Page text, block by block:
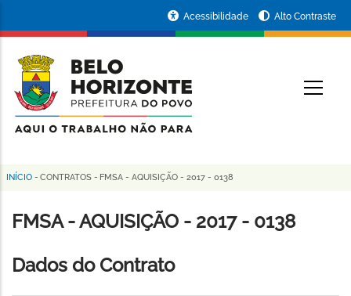
conteúdo
principal
da
Prefeitura
de
Horizonte
Acessibilidade Alto Contraste
Trilha
de
INÍCIO - CONTRATOS - FMSA - AQUISIÇÃO - 2017 - 0138
FMSA - AQUISIÇÃO - 2017 - 0138
Dados do Contrato